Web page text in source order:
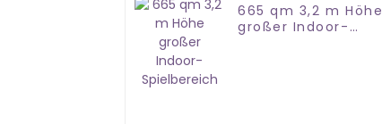
665 qm 3,2 m Höhe
großer Indoor-